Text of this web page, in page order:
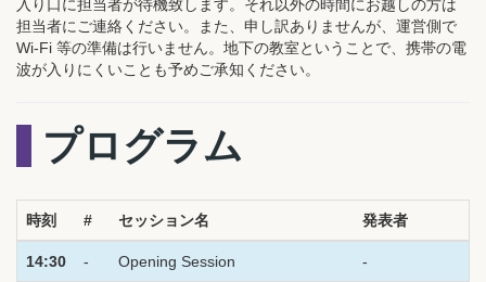
入り口に担当者が待機致します。それ以外の時間にお越しの方は
担当者にご連絡ください。また、申し訳ありませんが、運営側で
Wi-Fi 等の準備は行いません。地下の教室ということで、携帯の電
波が入りにくいことも予めご承知ください。
プログラム
時刻 # セッション名 発表者
14:30 - Opening Session -